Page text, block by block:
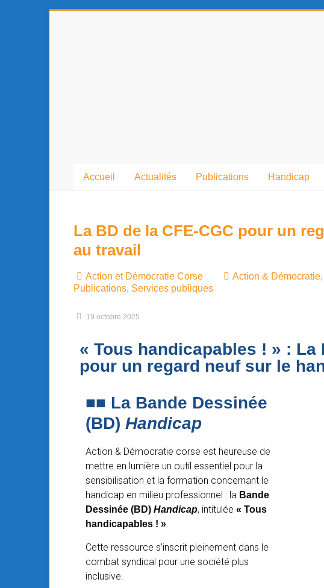
Accueil Actualités Publications Handicap
La BD de la CFE-CGC pour un
au travail
Action et Démocratie Corse Action & Démocratie,
Publications, Services publiques
19 octobre 2025
« Tous handicapables ! » : La
pour un regard neuf sur le
■■ La Bande Dessinée
(BD) Handicap
Action & Démocratie corse est heureuse de
mettre en lumière un outil essentiel pour la
sensibilisation et la formation concernant le
handicap en milieu professionnel : la Bande
Dessinée (BD) Handicap, intitulée « Tous
handicapables ! ».
Cette ressource s’inscrit pleinement dans le
combat syndical pour une société plus
inclusive.